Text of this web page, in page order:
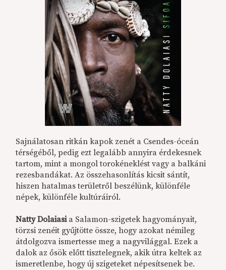
Sajnálatosan ritkán kapok zenét a Csendes-óceán
térségéből, pedig ezt legalább annyira érdekesnek
tartom, mint a mongol torokéneklést vagy a balkáni
rezesbandákat. Az összehasonlítás kicsit sántít,
hiszen hatalmas területről beszélünk, különféle
népek, különféle kultúráiról.
Natty Dolaiasia Salamon-szigetek hagyományait,
törzsi zenéit gyűjtötte össze, hogy azokat némileg
átdolgozva ismertesse meg a nagyvilággal. Ezek a
dalok az ősök előtt tisztelegnek, akik útra keltek az
ismeretlenbe, hogy új szigeteket népesítsenek be.